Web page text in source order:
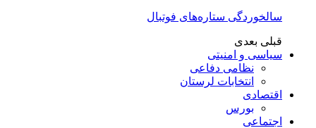
سالخوردگی ستاره‌های فوتبال
قبلی بعدی
سیاسی و امنیتی
نظامی دفاعی
انتخابات لرستان
اقتصادی
بورس
اجتماعی